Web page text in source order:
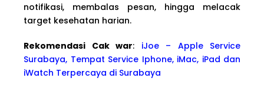
notifikasi, membalas pesan, hingga melacak
target kesehatan harian.
Rekomendasi Cak war: iJoe – Apple Service
Surabaya, Tempat Service Iphone, iMac, iPad dan
iWatch Terpercaya di Surabaya